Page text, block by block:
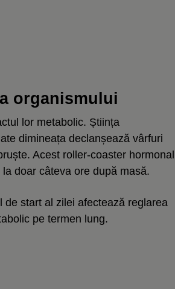
organismului
lor metabolic. Știința
dimineața declanșează vârfuri
Acest roller-coaster hormonal
doar câteva ore după masă.
start al zilei afectează reglarea
pe termen lung.